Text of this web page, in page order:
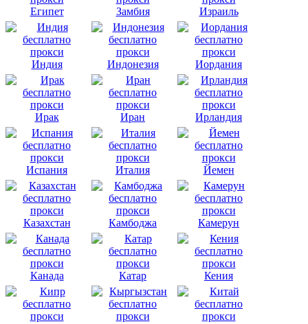
Египет Замбия Израиль
Индия Индонезия Иордания
Ирак Иран Ирландия
Испания Италия Йемен
Казахстан Камбоджа Камерун
Канада Катар Кения